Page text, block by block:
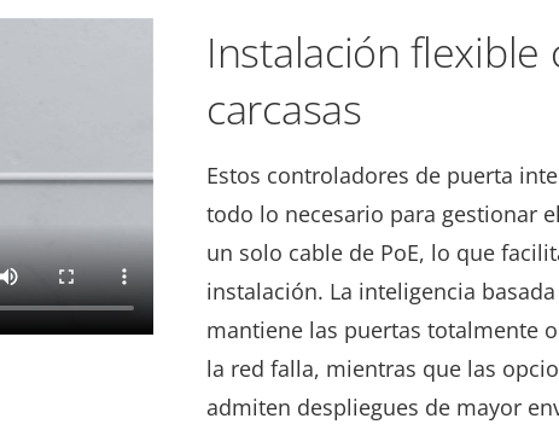
Instalación flexible
carcasas
Estos controladores de puerta
todo lo necesario para gestionar
un solo cable de PoE, lo que
instalación. La inteligencia
mantiene las puertas totalmente
la red falla, mientras que las
admiten despliegues de mayor